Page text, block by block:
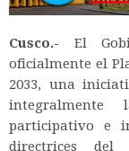
Cusco.- El
oficialmente el
2033, una
participativo e
directrices del